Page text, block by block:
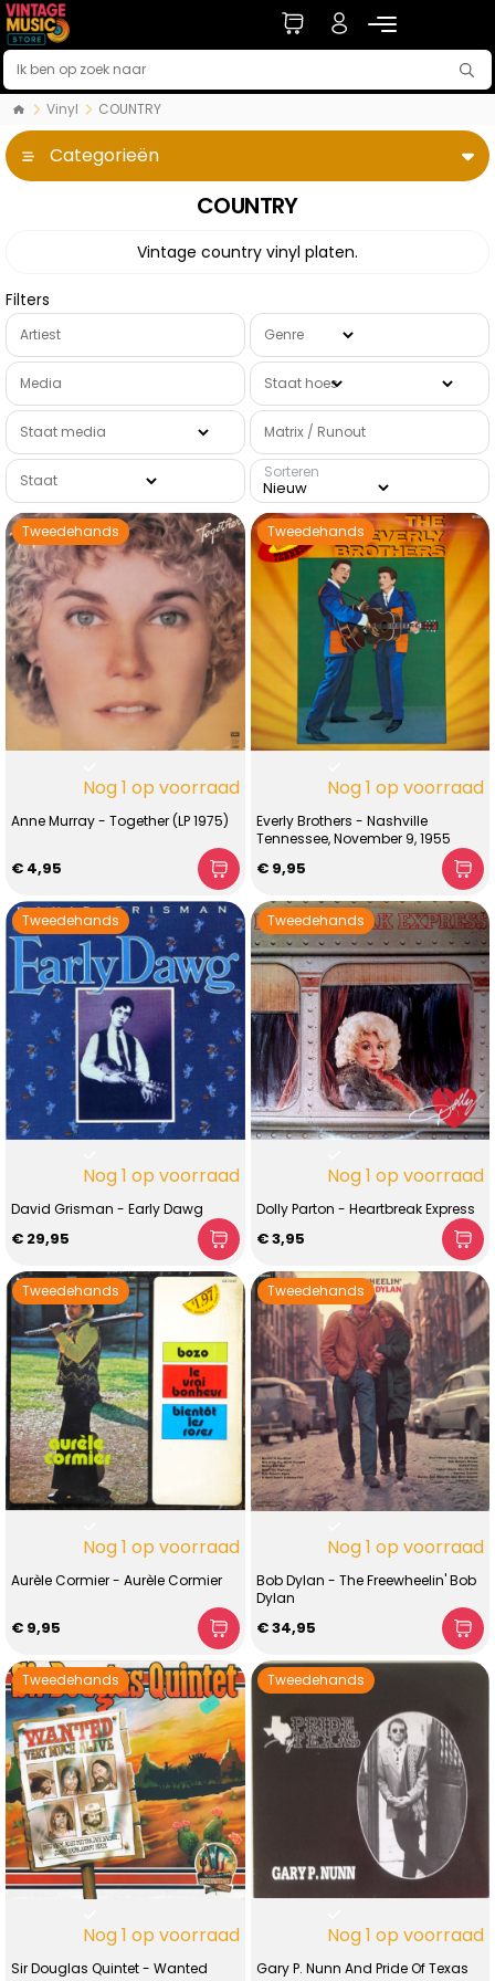
Vinyl COUNTRY
Categorieën
COUNTRY
Vintage country vinyl platen.
Filters
Artiest Genre
Media Staat hoes
Staat media Matrix / Runout
Staat Sorteren
Tweedehands
Nog 1 op voorraad
Anne Murray - Together (LP 1975)
€ 4,95
Tweedehands
Nog 1 op voorraad
Everly Brothers - Nashville
Tennessee, November 9, 1955
€ 9,95
Tweedehands
Nog 1 op voorraad
David Grisman - Early Dawg
€ 29,95
Tweedehands
Nog 1 op voorraad
Dolly Parton - Heartbreak Express
€ 3,95
Tweedehands
Nog 1 op voorraad
Aurèle Cormier - Aurèle Cormier
€ 9,95
Tweedehands
Nog 1 op voorraad
Bob Dylan - The Freewheelin' Bob
Dylan
€ 34,95
Tweedehands
Nog 1 op voorraad
Sir Douglas Quintet - Wanted
Tweedehands
Nog 1 op voorraad
Gary P. Nunn And Pride Of Texas